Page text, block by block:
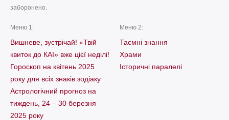
заборонено.
Меню 1:
Вишневе, зустрічай! «Твій
квиток до КАІ» вже цієї неділі!
Гороскоп на квітень 2025
року для всіх знаків зодіаку
Астрологічний прогноз на
тиждень, 24 – 30 березня
2025 року
Меню 2:
Таємні знання
Храми
Історичні паралелі